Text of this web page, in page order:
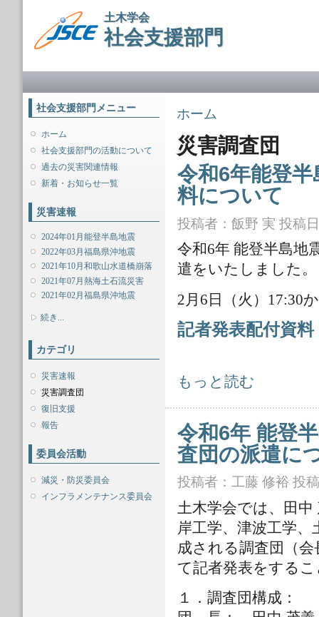
土木学会
社会支援部門
社会支援部門メニュー
ホーム
社会支援部門の活動について
過去の災害関連情報
新着・お知らせ一覧
災害速報
2024年01月能登半島地震
2022年03月福島県沖地震
2021年10月和歌山水道橋崩落
2021年07月熱海土石流災害
2021年02月福島県沖地震
表示
続き...
カテゴリ
災害速報
災害調査団
復旧支援
報告
委員会活動
減災・防災委員会
インフラメンテナンス委員会
現在地
ホーム
災害調査団
令和6年能登
料について
投稿者： 飯野 実 投稿
令和6年 能登半島地
遣をいたしました。
2月6日（火）17:30
記者発表配付資料
令和6年能登半島地震 会長特別調査
もっと読む
令和6年 能登
査団の派遣に
投稿者： 工藤 修裕 投
土木学会では、田
岸工学、津波工学
成される調査団（
て記者発表をする
１．調査団構成：